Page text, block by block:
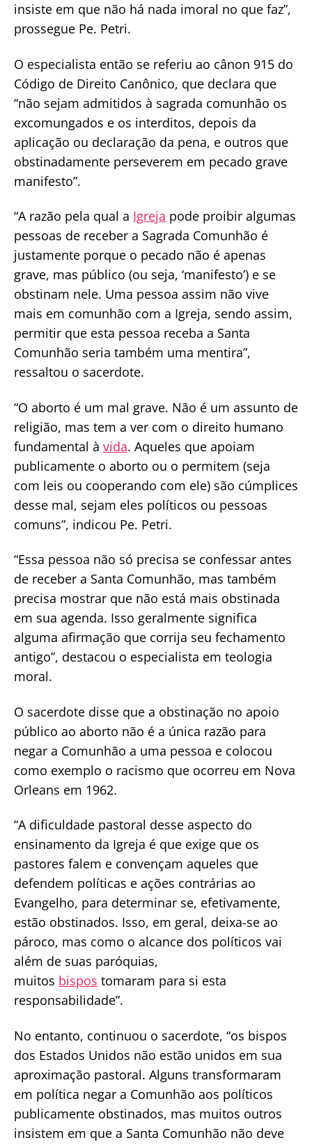
insiste em que não há nada imoral no que faz”,
prossegue Pe. Petri.
O especialista então se referiu ao cânon 915 do
Código de Direito Canônico, que declara que
“não sejam admitidos à sagrada comunhão os
excomungados e os interditos, depois da
aplicação ou declaração da pena, e outros que
obstinadamente perseverem em pecado grave
manifesto”.
“A razão pela qual a Igreja pode proibir algumas
pessoas de receber a Sagrada Comunhão é
justamente porque o pecado não é apenas
grave, mas público (ou seja, ‘manifesto’) e se
obstinam nele. Uma pessoa assim não vive
mais em comunhão com a Igreja, sendo assim,
permitir que esta pessoa receba a Santa
Comunhão seria também uma mentira”,
ressaltou o sacerdote.
“O aborto é um mal grave. Não é um assunto de
religião, mas tem a ver com o direito humano
fundamental à vida. Aqueles que apoiam
publicamente o aborto ou o permitem (seja
com leis ou cooperando com ele) são cúmplices
desse mal, sejam eles políticos ou pessoas
comuns”, indicou Pe. Petri.
“Essa pessoa não só precisa se confessar antes
de receber a Santa Comunhão, mas também
precisa mostrar que não está mais obstinada
em sua agenda. Isso geralmente significa
alguma afirmação que corrija seu fechamento
antigo”, destacou o especialista em teologia
moral.
O sacerdote disse que a obstinação no apoio
público ao aborto não é a única razão para
negar a Comunhão a uma pessoa e colocou
como exemplo o racismo que ocorreu em Nova
Orleans em 1962.
“A dificuldade pastoral desse aspecto do
ensinamento da Igreja é que exige que os
pastores falem e convençam aqueles que
defendem políticas e ações contrárias ao
Evangelho, para determinar se, efetivamente,
estão obstinados. Isso, em geral, deixa-se ao
pároco, mas como o alcance dos políticos vai
além de suas paróquias,
muitos bispos tomaram para si esta
responsabilidade”.
No entanto, continuou o sacerdote, “os bispos
dos Estados Unidos não estão unidos em sua
aproximação pastoral. Alguns transformaram
em política negar a Comunhão aos políticos
publicamente obstinados, mas muitos outros
insistem em que a Santa Comunhão não deve